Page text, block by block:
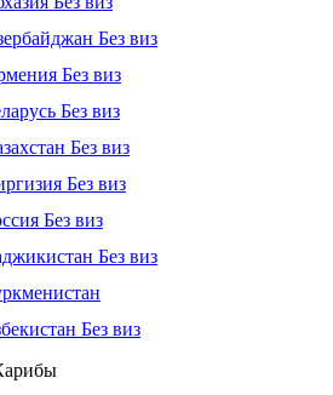
Без виз
Без виз
Без виз
Без виз
Без виз
Без виз
Без виз
Без виз